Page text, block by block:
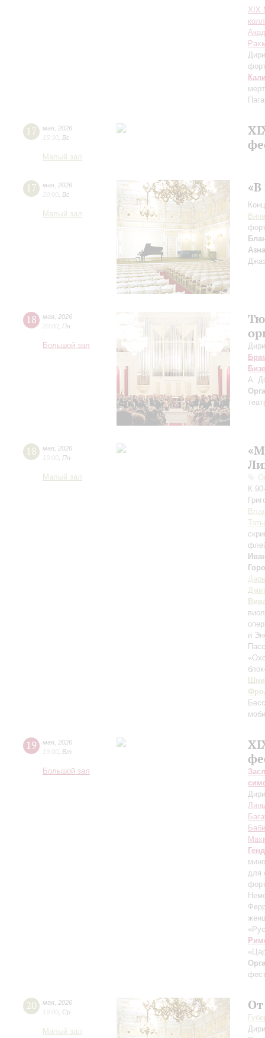
XIХ
17 мая 2026
15:30 Вс
Малый зал
17 мая 2026
20:00 Вс
Малый зал
«В
18 мая 2026
20:00 Пн
Большой зал
Бизе
А.
18 мая 2026
19:00 Пн
Малый зал
К
и
19 мая 2026
19:00 Вт
Большой зал
для
20 мая 2026
19:00 Ср
Малый зал